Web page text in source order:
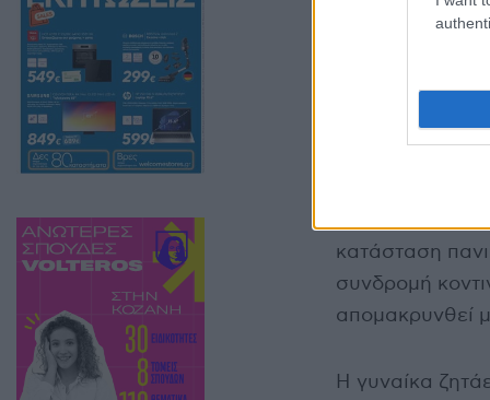
να πηδήξει
κατάσταση
συνδρομή
απομακρυνθεί
Η γυναίκα